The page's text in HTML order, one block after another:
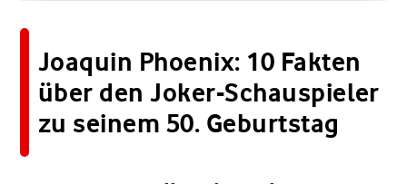
Joaquin Phoenix: 10 Fakten
über den Joker-Schauspieler
zu seinem 50. Geburtstag